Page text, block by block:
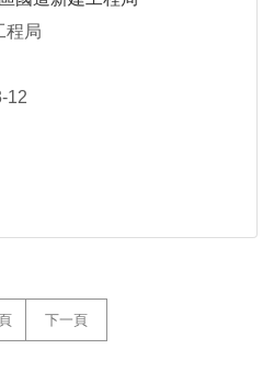
程局
12
下一頁